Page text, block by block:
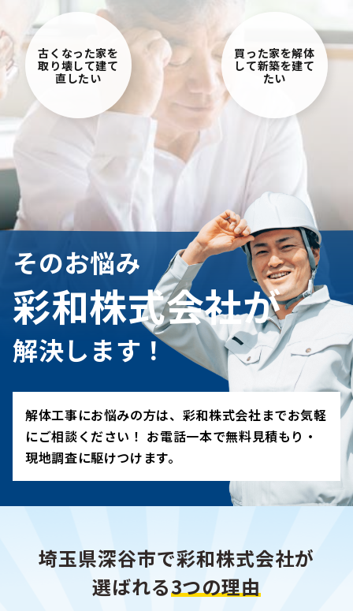
古くなった家を
取り壊して建て
直したい
買った家を解体
して新築を建て
たい
そのお悩み
彩和株式会社が
解決します！
解体工事にお悩みの方は、彩和株式会社までお気軽
にご相談ください！ お電話一本で無料見積もり・
現地調査に駆けつけます。
埼玉県深谷市で彩和株式会社が
選ばれる3つの理由